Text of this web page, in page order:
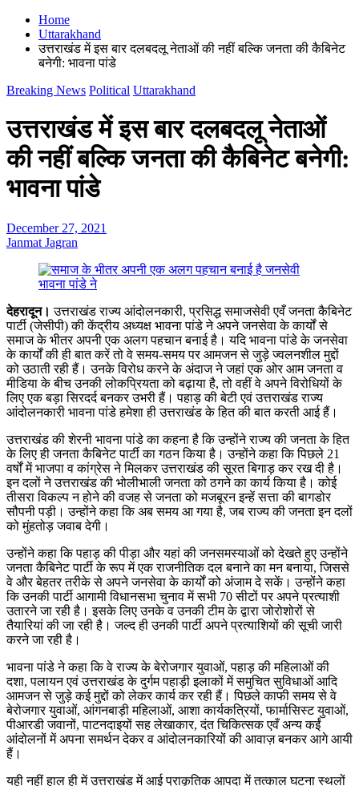
Home
Uttarakhand
उत्तराखंड में इस बार दलबदलू नेताओं की नहीं बल्कि जनता की कैबिनेट
बनेगी: भावना पांडे
Breaking News Political Uttarakhand
उत्तराखंड में इस बार दलबदलू नेताओं
की नहीं बल्कि जनता की कैबिनेट बनेगी:
भावना पांडे
December 27, 2021
Janmat Jagran
देहरादून। उत्तराखंड राज्य आंदोलनकारी, प्रसिद्ध समाजसेवी एवँ जनता कैबिनेट
पार्टी (जेसीपी) की केंद्रीय अध्यक्ष भावना पांडे ने अपने जनसेवा के कार्यों से
समाज के भीतर अपनी एक अलग पहचान बनाई है। यदि भावना पांडे के जनसेवा
के कार्यों की ही बात करें तो वे समय-समय पर आमजन से जुड़े ज्वलनशील मुद्दों
को उठाती रही हैं। उनके विरोध करने के अंदाज ने जहां एक ओर आम जनता व
मीडिया के बीच उनकी लोकप्रियता को बढ़ाया है, तो वहीं वे अपने विरोधियों के
लिए एक बड़ा सिरदर्द बनकर उभरी हैं। पहाड़ की बेटी एवं उत्तराखंड राज्य
आंदोलनकारी भावना पांडे हमेशा ही उत्तराखंड के हित की बात करती आई हैं।
उत्तराखंड की शेरनी भावना पांडे का कहना है कि उन्होंने राज्य की जनता के हित
के लिए ही जनता कैबिनेट पार्टी का गठन किया है। उन्होंने कहा कि पिछले 21
वर्षों में भाजपा व कांग्रेस ने मिलकर उत्तराखंड की सूरत बिगाड़ कर रख दी है।
इन दलों ने उत्तराखंड की भोलीभाली जनता को ठगने का कार्य किया है। कोई
तीसरा विकल्प न होने की वजह से जनता को मजबूरन इन्हें सत्ता की बागडोर
सौपनी पड़ी। उन्होंने कहा कि अब समय आ गया है, जब राज्य की जनता इन दलों
को मुंहतोड़ जवाब देगी।
उन्होंने कहा कि पहाड़ की पीड़ा और यहां की जनसमस्याओं को देखते हुए उन्होंने
जनता कैबिनेट पार्टी के रूप में एक राजनीतिक दल बनाने का मन बनाया, जिससे
वे और बेहतर तरीके से अपने जनसेवा के कार्यों को अंजाम दे सकें। उन्होंने कहा
कि उनकी पार्टी आगामी विधानसभा चुनाव में सभी 70 सीटों पर अपने प्रत्याशी
उतारने जा रही है। इसके लिए उनके व उनकी टीम के द्वारा जोरोशोरों से
तैयारियां की जा रही है। जल्द ही उनकी पार्टी अपने प्रत्याशियों की सूची जारी
करने जा रही है।
भावना पांडे ने कहा कि वे राज्य के बेरोजगार युवाओं, पहाड़ की महिलाओं की
दशा, पलायन एवं उत्तराखंड के दुर्गम पहाड़ी इलाकों में समुचित सुविधाओं आदि
आमजन से जुड़े कई मुद्दों को लेकर कार्य कर रही हैं। पिछले काफी समय से वे
बेरोजगार युवाओं, आंगनबाड़ी महिलाओं, आशा कार्यकत्रियों, फार्मासिस्ट युवाओं,
पीआरडी जवानों, पाटनदाइयों सह लेखाकार, दंत चिकित्सक एवँ अन्य कईं
आंदोलनों में अपना समर्थन देकर व आंदोलनकारियों की आवाज़ बनकर आगे आयी
हैं।
यही नहीं हाल ही में उत्तराखंड में आई प्राकृतिक आपदा में तत्काल घटना स्थलों